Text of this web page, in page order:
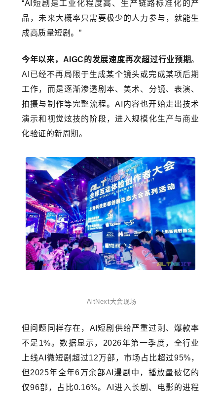
“AI短剧是工业化程度高、生产链路标准化的产
品，未来大概率只需要极少的人力参与，就能生
成高质量短剧。”
今年以来，AIGC的发展速度再次超过行业预期。
AI已经不再局限于生成某个镜头或完成某项后期
工作，而是逐渐渗透剧本、美术、分镜、表演、
拍摄与制作等完整流程。AI内容也开始走出技术
演示和视觉炫技的阶段，进入规模化生产与商业
化验证的新周期。
AltNext大会现场
但问题同样存在，AI短剧供给严重过剩、爆款率
不足1%。数据显示，2026年第一季度，全行业
上线AI微短剧超过12万部，市场占比超过95%，
但2025年全年6万余部AI漫剧中，播放量破亿的
仅96部，占比0.16%。AI进入长剧、电影的进程